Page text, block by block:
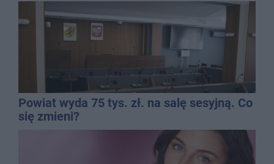
Powiat wyda 75 tys. zł. na salę sesyjną. Co
się zmieni?